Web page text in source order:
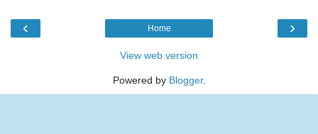
‹ ›
Home
View web version
Powered by Blogger.